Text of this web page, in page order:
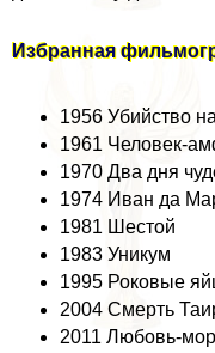
Избранная
1956 Убийство
1961 Человек-
1970 Два дня
1974 Иван да
1981 Шестой
1983 Уникум
1995 Роковые
2004 Смерть
2011 Любовь-